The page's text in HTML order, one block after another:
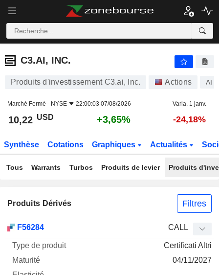
C3.AI, INC.
C3.AI, INC.
Produits d'investissement C3.ai, Inc. Actions AI
Marché Fermé - NYSE 22:00:03 07/08/2026 Varia. 1 janv.
10,22 USD +3,65% -24,18%
Synthèse Cotations Graphiques Actualités
Tous Warrants Turbos Produits de levier Produits
Produits Dérivés Filtres
Mnemo Type produit
Levier Parité
F56284 CALL
Certificati Altri
04/11/2027